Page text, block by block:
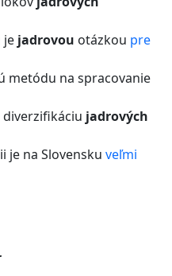
je jadrovou otázkou pre
metódu na spracovanie
diverzifikáciu jadrových
je na Slovensku veľmi